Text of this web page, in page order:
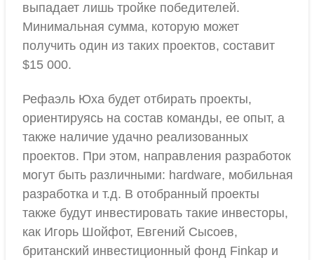
выпадает лишь тройке победителей.
Минимальная сумма, которую может
получить один из таких проектов, составит
$15 000.
Рефаэль Юха будет отбирать проекты,
ориентируясь на состав команды, ее опыт, а
также наличие удачно реализованных
проектов. При этом, направления разработок
могут быть различными: hardware, мобильная
разработка и т.д. В отобранный проекты
также будут инвестировать такие инвесторы,
как Игорь Шойфот, Евгений Сысоев,
британский инвестиционный фонд Finkap и